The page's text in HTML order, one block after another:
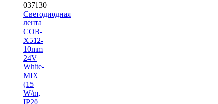
037130
Светодиодная
лента
COB-
X512-
10mm
24V
White-
MIX
(15
W/m,
IP20,